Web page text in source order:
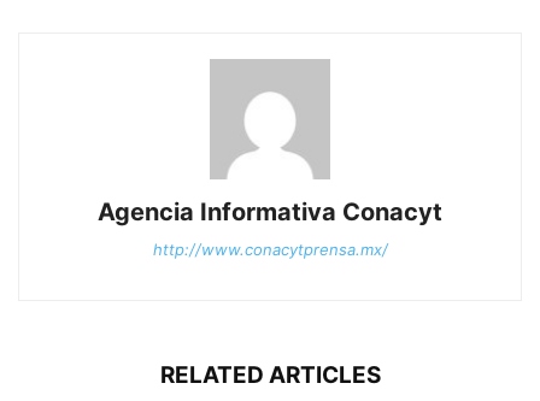
Agencia Informativa Conacyt
http://www.conacytprensa.mx/
RELATED ARTICLES